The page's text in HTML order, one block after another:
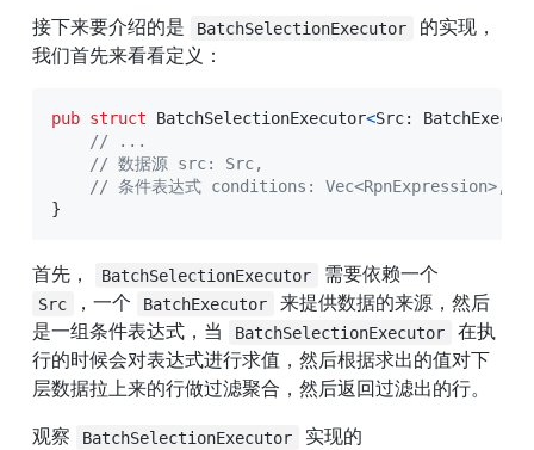
接下来要介绍的是 BatchSelectionExecutor
的实现，
我们首先来看看定义：
pub struct BatchSelectionExecutor<Src:
// ...
// 数据源 src: Src,
// 条件表达式 conditions: Vec<RpnExpression>,
}
首先， BatchSelectionExecutor
Src ，一个 BatchExecutor
来提供数据的来源，然后
是一组条件表达式，当
BatchSelectionExecutor
在执
行的时候会对表达式进行求值，然后根据求出的值对下
层数据拉上来的行做过滤聚合，然后返回过滤出的行。
观察
BatchSelectionExecutor